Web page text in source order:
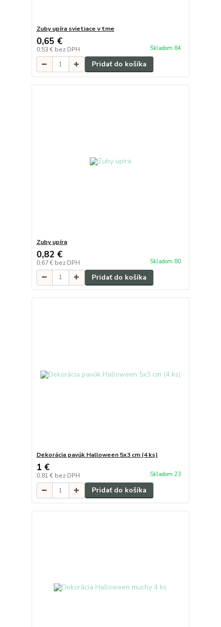
Zuby upíra svietiace v tme
0,65 €
0,53 € bez DPH Skladom 84
Pridať do košíka
Zuby upíra
0,82 €
0,67 € bez DPH Skladom 80
Pridať do košíka
Dekorácia pavúk Halloween 5x3 cm (4 ks)
1 €
0,81 € bez DPH Skladom 23
Pridať do košíka